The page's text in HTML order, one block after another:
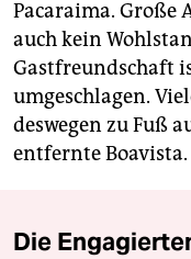
Pacaraima. Große
auch kein
Gastfreundschaft
umgeschlagen.
deswegen zu Fuß
entfernte Boavista.
Die